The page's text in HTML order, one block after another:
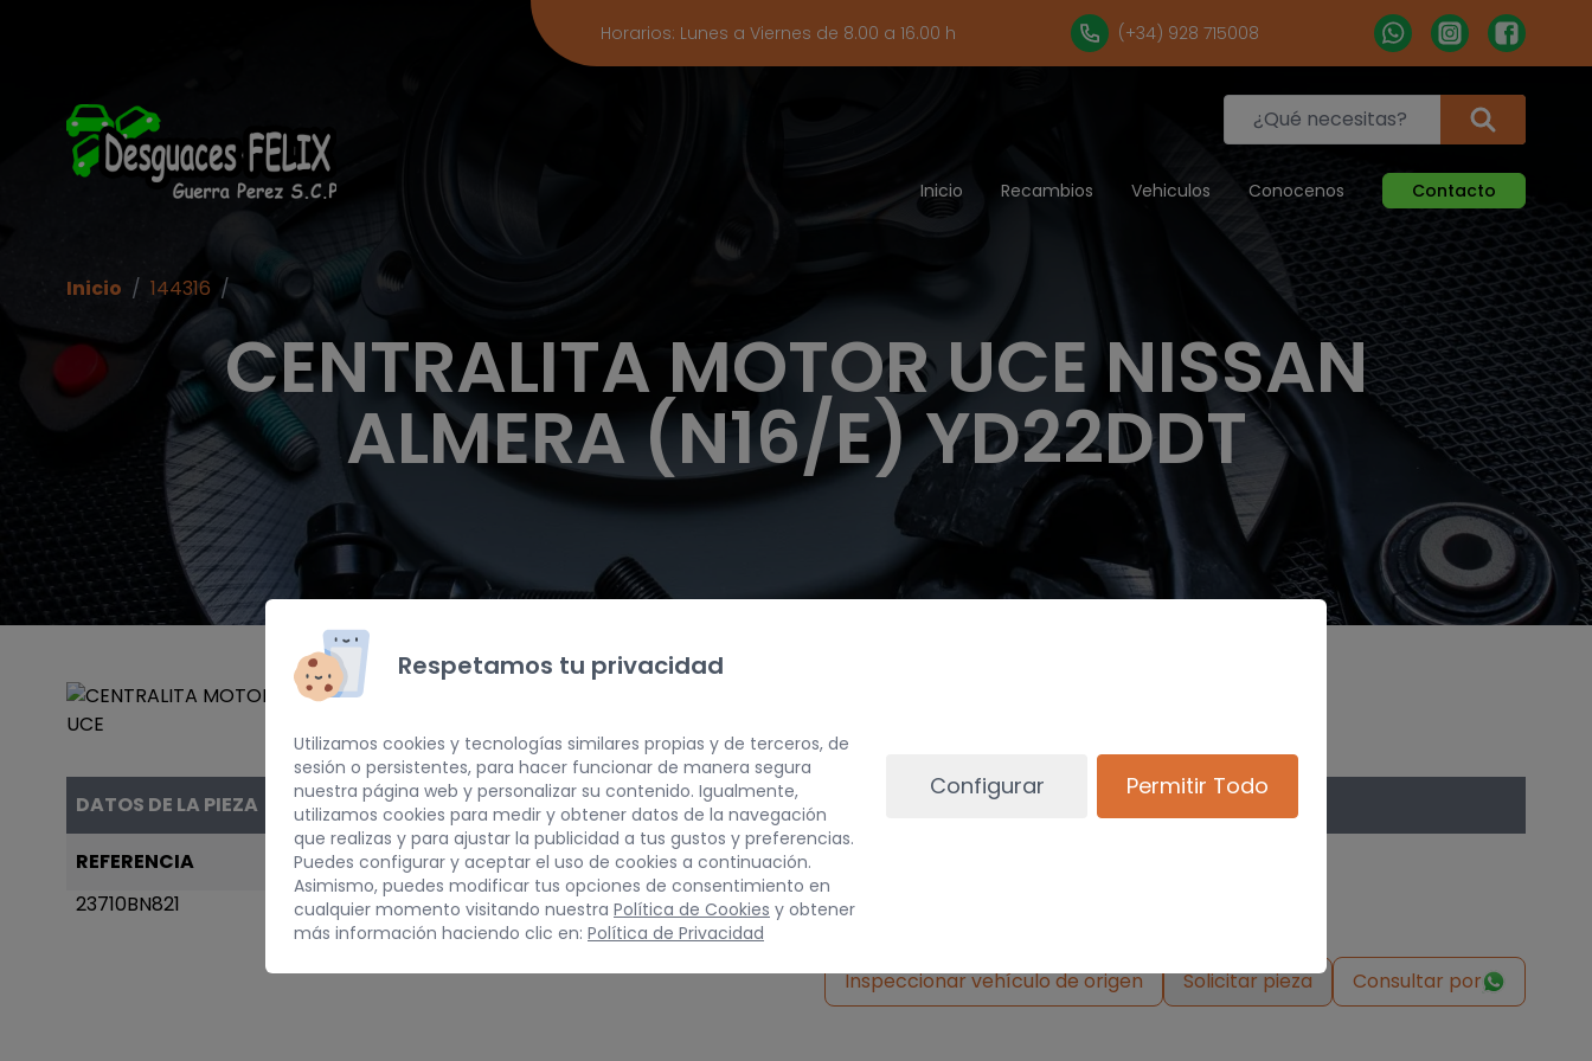
Horarios: Lunes a Viernes de 8.00 a 16.00 h (+34) 928 715008
Inicio Recambios Vehiculos Conocenos Contacto
CENTRALITA MOTOR UCE NISSAN
ALMERA (N16/E) YD22DDT
Inicio / 144316 /
DATOS DE LA PIEZA
REFERENCIA
23710BN821
AÑO
2003
3 kg
Inspeccionar vehículo de origen Solicitar pieza Consultar por
Respetamos tu privacidad
Utilizamos cookies y tecnologías similares propias y de terceros, de
sesión o persistentes, para hacer funcionar de manera segura
nuestra página web y personalizar su contenido. Igualmente,
utilizamos cookies para medir y obtener datos de la navegación
que realizas y para ajustar la publicidad a tus gustos y preferencias.
Puedes configurar y aceptar el uso de cookies a continuación.
Asimismo, puedes modificar tus opciones de consentimiento en
cualquier momento visitando nuestra Política de Cookies y obtener
más información haciendo clic en: Política de Privacidad
Configurar Permitir Todo